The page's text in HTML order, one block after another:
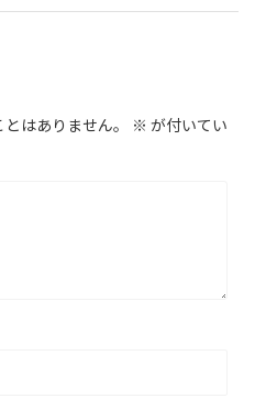
はありません。 ※ が付いてい